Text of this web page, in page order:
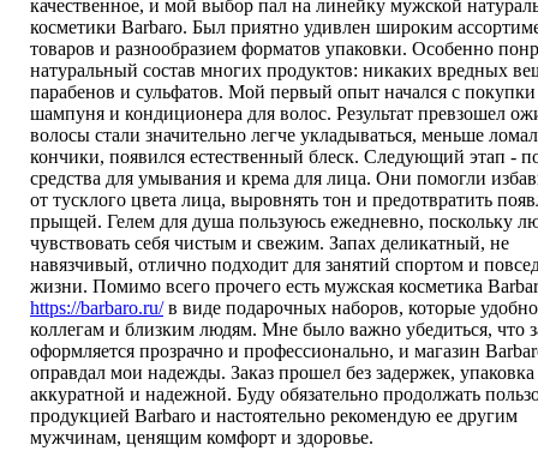
качественное, и мой выбор пал на линейку мужской
косметики Barbaro. Был приятно удивлен широким
товаров и разнообразием форматов упаковки. Особенно
натуральный состав многих продуктов: никаких вредных
парабенов и сульфатов. Мой первый опыт начался с покупки
шампуня и кондиционера для волос. Результат превзошел
волосы стали значительно легче укладываться, меньше
кончики, появился естественный блеск. Следующий этап -
средства для умывания и крема для лица. Они помогли
от тусклого цвета лица, выровнять тон и предотвратить
прыщей. Гелем для душа пользуюсь ежедневно, поскольку
чувствовать себя чистым и свежим. Запах деликатный, не
навязчивый, отлично подходит для занятий спортом и
жизни. Помимо всего прочего есть мужская косметика
https://barbaro.ru/в виде подарочных наборов, которые
коллегам и близким людям. Мне было важно убедиться, что
оформляется прозрачно и профессионально, и магазин
оправдал мои надежды. Заказ прошел без задержек,
аккуратной и надежной. Буду обязательно продолжать
продукцией Barbaro и настоятельно рекомендую ее другим
мужчинам, ценящим комфорт и здоровье.